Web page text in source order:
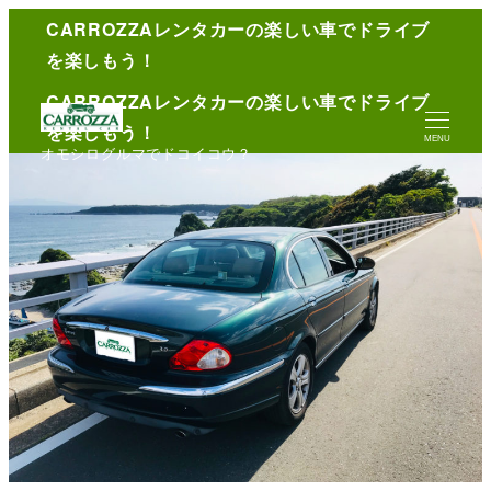
CARROZZAレンタカーの楽しい車でドライブ
を楽しもう！
オモシログルマでドコイコウ？
MENU
English
CARROZZAレンタカーの楽しい車でドライブ
を楽しもう！